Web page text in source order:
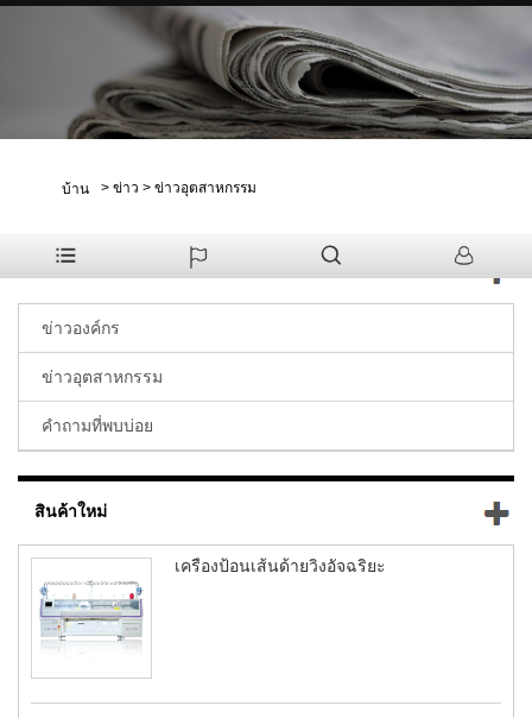
บ้าน > ข่าว > ข่าวอุตสาหกรรม
ข่าวองค์กร
ข่าวอุตสาหกรรม
คำถามที่พบบ่อย
สินค้าใหม่
เครื่องป้อนเส้นด้ายวิ่งอัจฉริยะ